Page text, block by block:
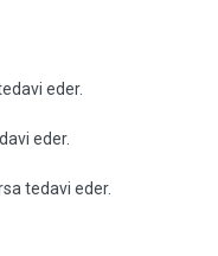
eder.
eder.
tedavi eder.